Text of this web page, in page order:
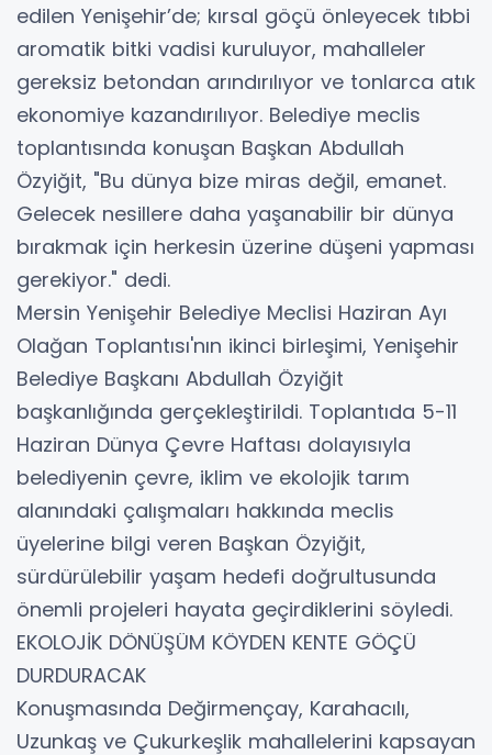
edilen Yenişehir’de; kırsal göçü önleyecek tıbbi
aromatik bitki vadisi kuruluyor, mahalleler
gereksiz betondan arındırılıyor ve tonlarca atık
ekonomiye kazandırılıyor. Belediye meclis
toplantısında konuşan Başkan Abdullah
Özyiğit, "Bu dünya bize miras değil, emanet.
Gelecek nesillere daha yaşanabilir bir dünya
bırakmak için herkesin üzerine düşeni yapması
gerekiyor." dedi.
Mersin Yenişehir Belediye Meclisi Haziran Ayı
Olağan Toplantısı'nın ikinci birleşimi, Yenişehir
Belediye Başkanı Abdullah Özyiğit
başkanlığında gerçekleştirildi. Toplantıda 5-11
Haziran Dünya Çevre Haftası dolayısıyla
belediyenin çevre, iklim ve ekolojik tarım
alanındaki çalışmaları hakkında meclis
üyelerine bilgi veren Başkan Özyiğit,
sürdürülebilir yaşam hedefi doğrultusunda
önemli projeleri hayata geçirdiklerini söyledi.
EKOLOJİK DÖNÜŞÜM KÖYDEN KENTE GÖÇÜ
DURDURACAK
Konuşmasında Değirmençay, Karahacılı,
Uzunkaş ve Çukurkeşlik mahallelerini kapsayan